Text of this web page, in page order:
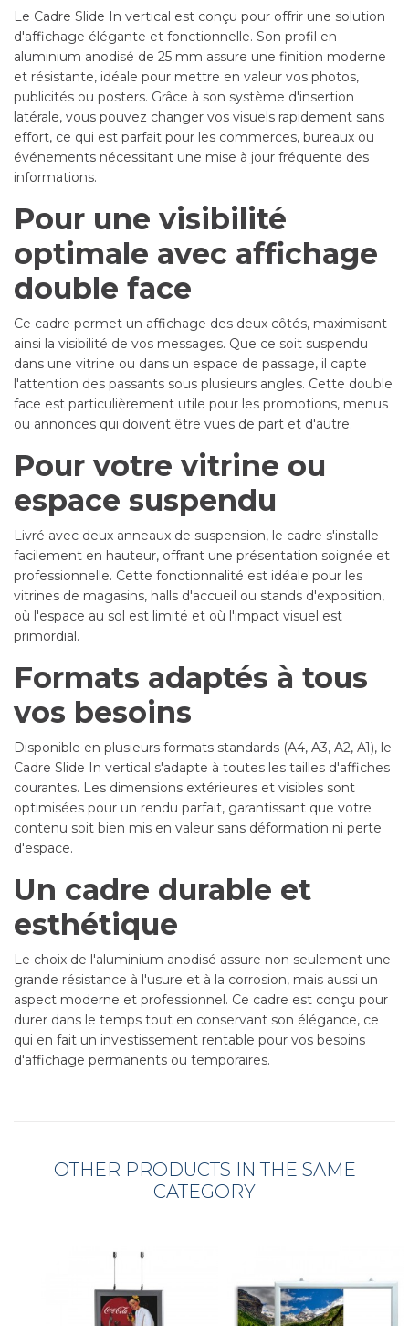
Le Cadre Slide In vertical est conçu pour offrir une solution
d'affichage élégante et fonctionnelle. Son profil en
aluminium anodisé de 25 mm assure une finition moderne
et résistante, idéale pour mettre en valeur vos photos,
publicités ou posters. Grâce à son système d'insertion
latérale, vous pouvez changer vos visuels rapidement sans
effort, ce qui est parfait pour les commerces, bureaux ou
événements nécessitant une mise à jour fréquente des
informations.
Pour une visibilité
optimale avec affichage
double face
Ce cadre permet un affichage des deux côtés, maximisant
ainsi la visibilité de vos messages. Que ce soit suspendu
dans une vitrine ou dans un espace de passage, il capte
l'attention des passants sous plusieurs angles. Cette double
face est particulièrement utile pour les promotions, menus
ou annonces qui doivent être vues de part et d'autre.
Pour votre vitrine ou
espace suspendu
Livré avec deux anneaux de suspension, le cadre s'installe
facilement en hauteur, offrant une présentation soignée et
professionnelle. Cette fonctionnalité est idéale pour les
vitrines de magasins, halls d'accueil ou stands d'exposition,
où l'espace au sol est limité et où l'impact visuel est
primordial.
Formats adaptés à tous
vos besoins
Disponible en plusieurs formats standards (A4, A3, A2, A1), le
Cadre Slide In vertical s'adapte à toutes les tailles d'affiches
courantes. Les dimensions extérieures et visibles sont
optimisées pour un rendu parfait, garantissant que votre
contenu soit bien mis en valeur sans déformation ni perte
d'espace.
Un cadre durable et
esthétique
Le choix de l'aluminium anodisé assure non seulement une
grande résistance à l'usure et à la corrosion, mais aussi un
aspect moderne et professionnel. Ce cadre est conçu pour
durer dans le temps tout en conservant son élégance, ce
qui en fait un investissement rentable pour vos besoins
d'affichage permanents ou temporaires.
OTHER PRODUCTS IN THE SAME
CATEGORY